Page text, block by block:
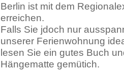
Berlin ist mit dem
erreichen.
Falls Sie jdoch nur
unserer Ferienwohnung
lesen Sie ein gutes Buch
Hängematte gemütich.